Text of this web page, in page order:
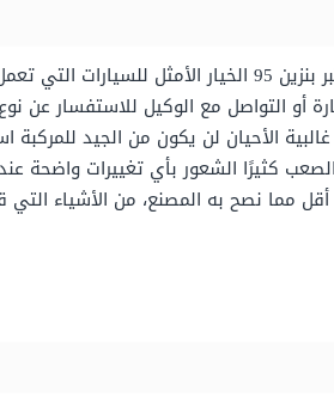
يتناسب بنزين 91 مع غالبية السيارات الحديثة،
أو التواصل مع الوكيل للاستفسار
الأحيان لن يكون من الجيد
الصعب كثيرًا الشعور بأي تغييرات
مما نصح به المصنع، من الأشياء